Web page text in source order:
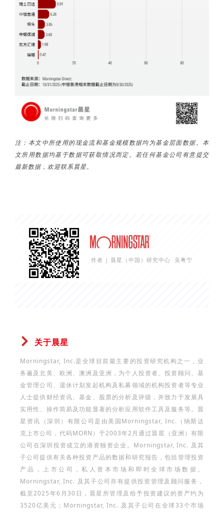
注： 本文中所使用的现金流和基金规模数据均为基金层面数据。本
文所用数据均基于数据可获取情况而定。若任何基金公司有意提交
最新数据，欢迎联系晨星。
作者 | 晨星（中国）研究中心吴粤宁
关于晨星
Morningstar, Inc.是全球目前最主要的投资研究机构之一，业
务遍及北美、欧洲、澳洲及亚洲，为个人投资者、投资顾问、基
金管理公司、退休计划发起机构及私募领域的机构投资者等专业
人士提供财经资讯、基金、股票的分析及评级，并致力于发展具
实用性、操作简易及功能显著的分析应用软件工具及服务等。晨
星资讯（深圳）有限公司是由美国Morningstar, Inc.（纳斯达
克上市公司，代码MORN）于2003年2月通过晨星（亚洲）有限
公司在深圳投资成立的港资独资企业。Morningstar, Inc. 及其
子公司提供有关各种投资产品的数据和研究报告，包括管理投资
产品，上市公司，私人资本市场和即时全球市场数据。
Morningstar, Inc. 及其子公司亦有提供投资管理及顾问服务，
截至2025年6月30日，晨星所管理及给予投资建议的资产约为
3520亿美元；Morningstar, Inc. 及其子公司在全球33个市场